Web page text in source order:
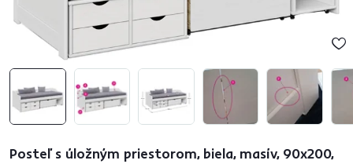
Posteľ s úložným priestorom, biela, masív, 90x200,